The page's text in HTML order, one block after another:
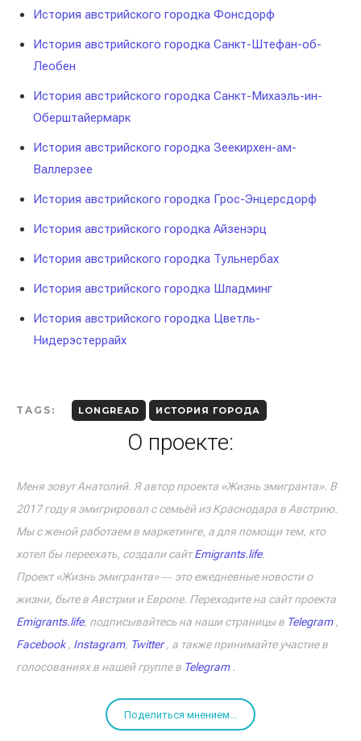
История австрийского городка Фонсдорф
История австрийского городка Санкт-Штефан-об-
Леобен
История австрийского городка Санкт-Михаэль-ин-
Оберштайермарк
История австрийского городка Зеекирхен-ам-
Валлерзее
История австрийского городка Грос-Энцерсдорф
История австрийского городка Айзенэрц
История австрийского городка Тульнербах
История австрийского городка Шладминг
История австрийского городка Цветль-
Нидерэстеррайх
TAGS: LONGREAD ИСТОРИЯ ГОРОДА
О проекте:
Меня зовут Анатолий. Я автор проекта «Жизнь эмигранта». В
2017 году я эмигрировал с семьёй из Краснодара в Австрию.
Мы с женой работаем в маркетинге, а для помощи тем, кто
хотел бы переехать, создали сайтEmigrants.life.
Проект «Жизнь эмигранта» ― это ежедневные новости о
жизни, быте в Австрии и Европе. Переходите на сайт проекта
Emigrants.life, подписывайтесь на наши страницы в Telegram,
Facebook, Instagram, Twitter, а также принимайте участие в
голосованиях в нашей группе в Telegram.
Поделиться мнением...